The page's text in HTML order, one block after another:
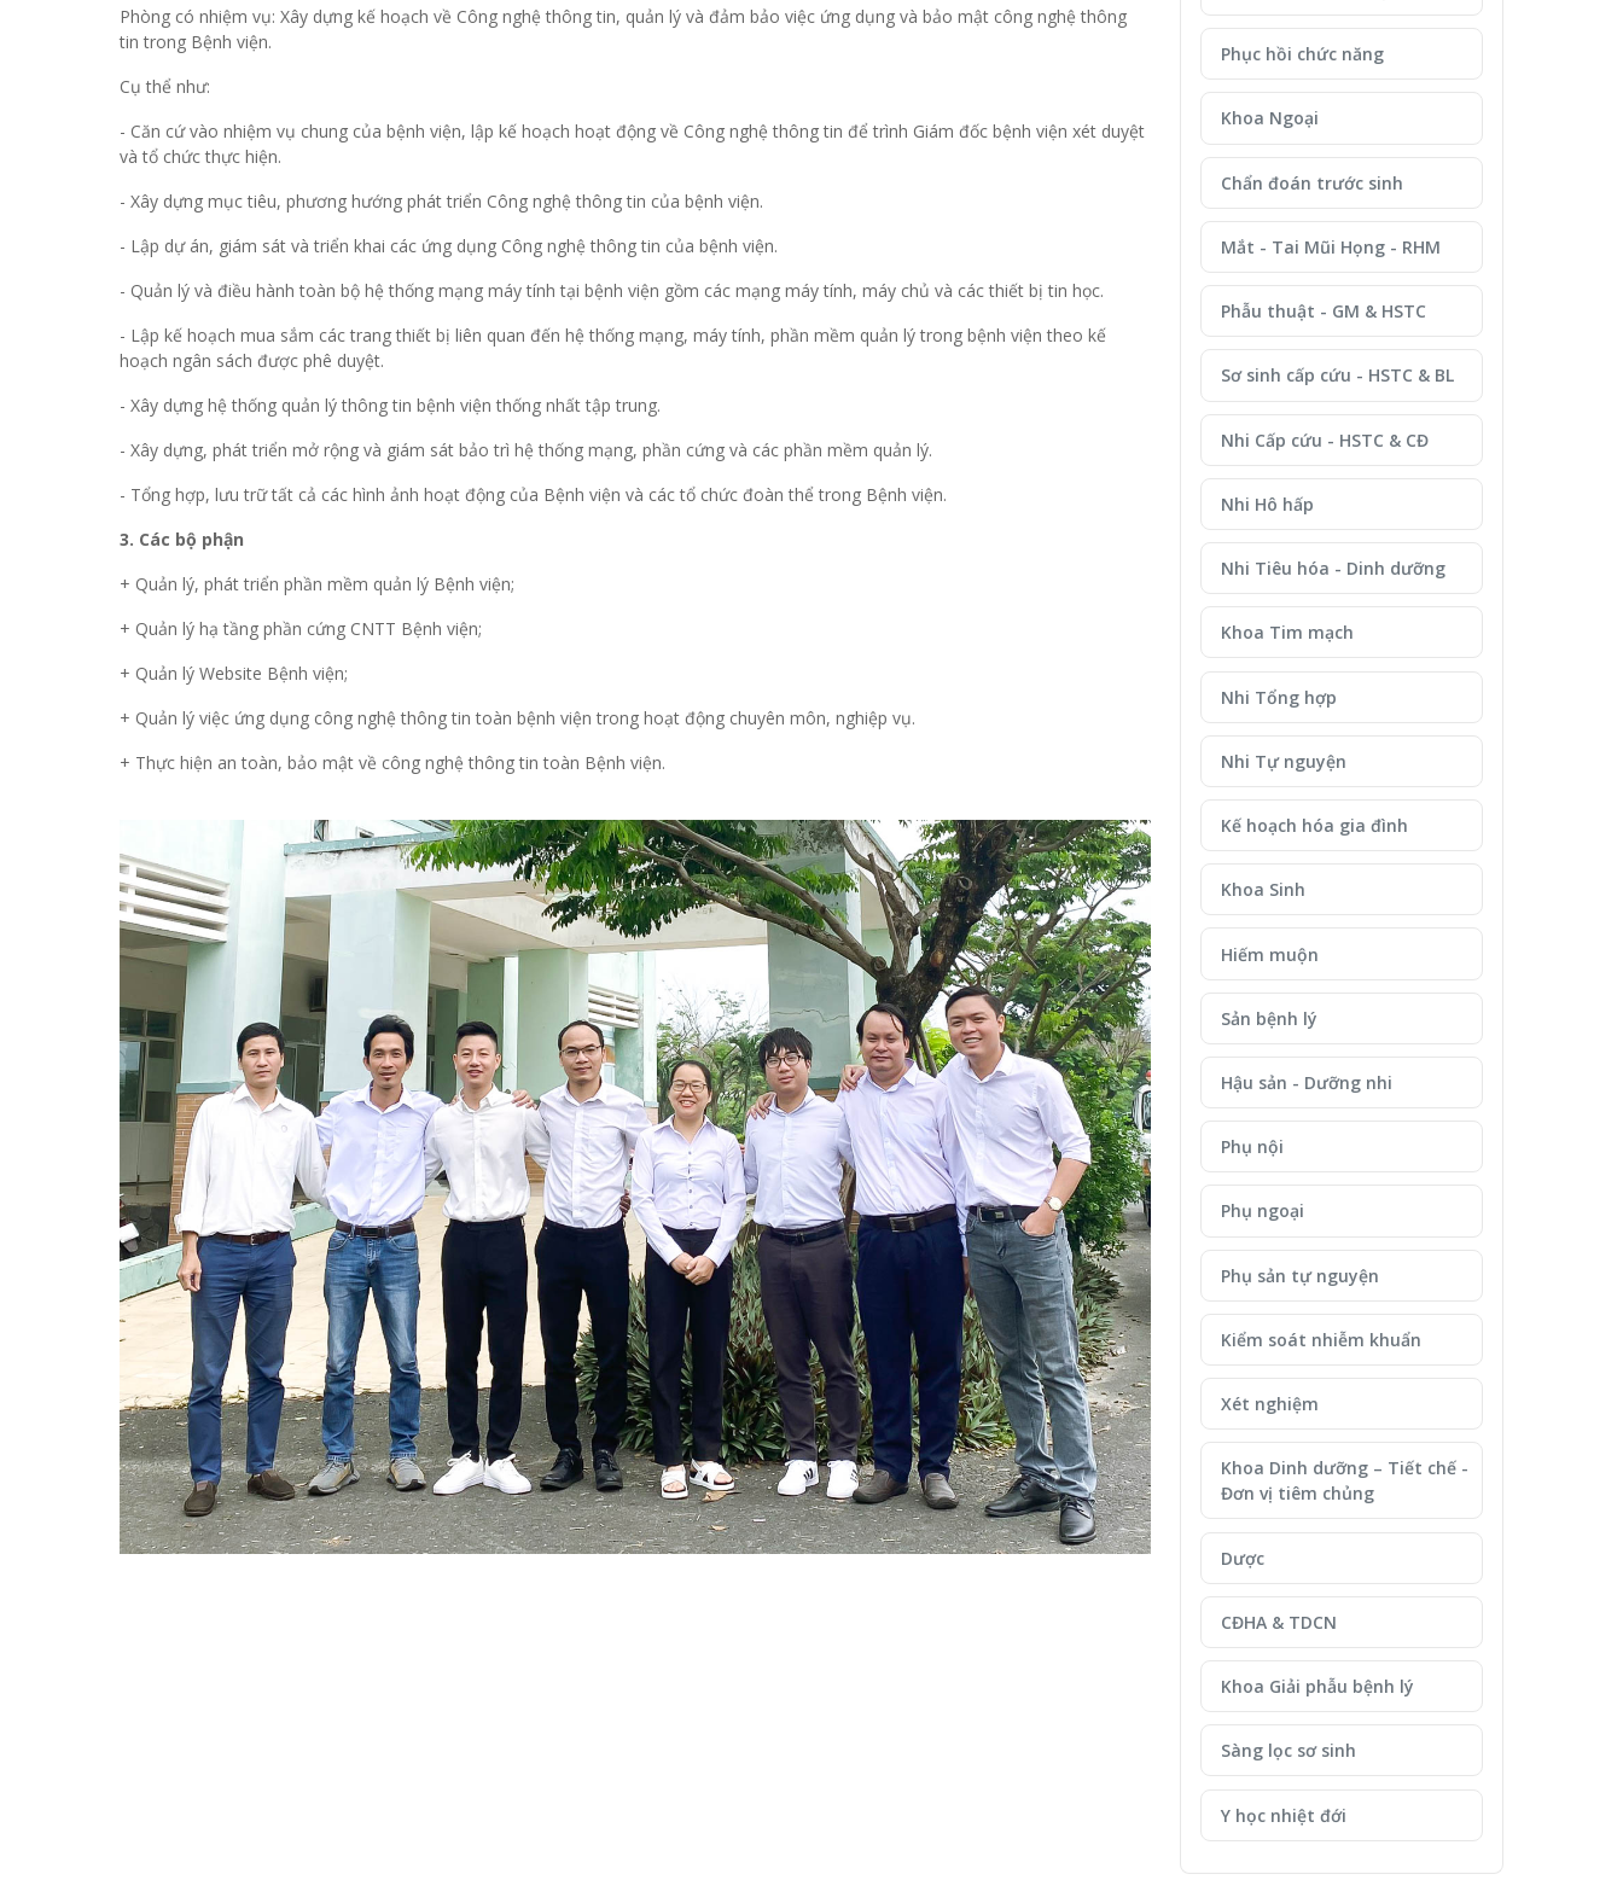
Phòng có nhiệm vụ: Xây dựng kế hoạch về Công nghệ thông tin, quản lý và đảm bảo việc ứng dụng và bảo mật công nghệ thông
tin trong Bệnh viện.
Cụ thể như:
- Căn cứ vào nhiệm vụ chung của bệnh viện, lập kế hoạch hoạt động về Công nghệ thông tin để trình Giám đốc bệnh viện xét duyệt
và tổ chức thực hiện.
- Xây dựng mục tiêu, phương hướng phát triển Công nghệ thông tin của bệnh viện.
- Lập dự án, giám sát và triển khai các ứng dụng Công nghệ thông tin của bệnh viện.
- Quản lý và điều hành toàn bộ hệ thống mạng máy tính tại bệnh viện gồm các mạng máy tính, máy chủ và các thiết bị tin học.
- Lập kế hoạch mua sắm các trang thiết bị liên quan đến hệ thống mạng, máy tính, phần mềm quản lý trong bệnh viện theo kế
hoạch ngân sách được phê duyệt.
- Xây dựng hệ thống quản lý thông tin bệnh viện thống nhất tập trung.
- Xây dựng, phát triển mở rộng và giám sát bảo trì hệ thống mạng, phần cứng và các phần mềm quản lý.
- Tổng hợp, lưu trữ tất cả các hình ảnh hoạt động của Bệnh viện và các tổ chức đoàn thể trong Bệnh viện.
3. Các bộ phận
+ Quản lý, phát triển phần mềm quản lý Bệnh viện;
+ Quản lý hạ tầng phần cứng CNTT Bệnh viện;
+ Quản lý Website Bệnh viện;
+ Quản lý việc ứng dụng công nghệ thông tin toàn bệnh viện trong hoạt động chuyên môn, nghiệp vụ.
+ Thực hiện an toàn, bảo mật về công nghệ thông tin toàn Bệnh viện.
Phục hồi chức năng
Khoa Ngoại
Chẩn đoán trước sinh
Mắt - Tai Mũi Họng - RHM
Phẫu thuật - GM & HSTC
Sơ sinh cấp cứu - HSTC & BL
Nhi Cấp cứu - HSTC & CĐ
Nhi Hô hấp
Nhi Tiêu hóa - Dinh dưỡng
Khoa Tim mạch
Nhi Tổng hợp
Nhi Tự nguyện
Kế hoạch hóa gia đình
Khoa Sinh
Hiếm muộn
Sản bệnh lý
Hậu sản - Dưỡng nhi
Phụ nội
Phụ ngoại
Phụ sản tự nguyện
Kiểm soát nhiễm khuẩn
Xét nghiệm
Khoa Dinh dưỡng – Tiết chế -
Đơn vị tiêm chủng
Dược
CĐHA & TDCN
Khoa Giải phẫu bệnh lý
Sàng lọc sơ sinh
Y học nhiệt đới